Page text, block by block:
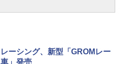
ーシング、新型「GROMレー
」発売